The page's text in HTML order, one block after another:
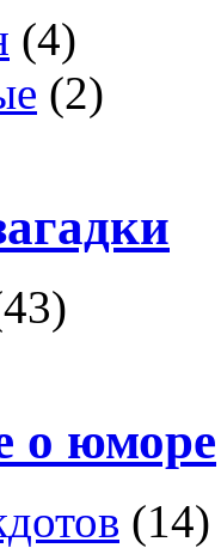
(4)
(2)
о юморе
(14)